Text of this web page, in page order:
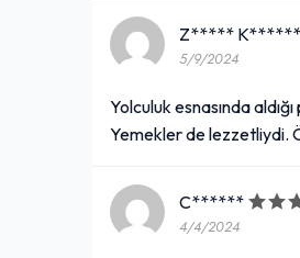
Z***** K******
5/9/2024
Yolculuk esnasında
Yemekler de lezzetliydi.
C******
4/4/2024